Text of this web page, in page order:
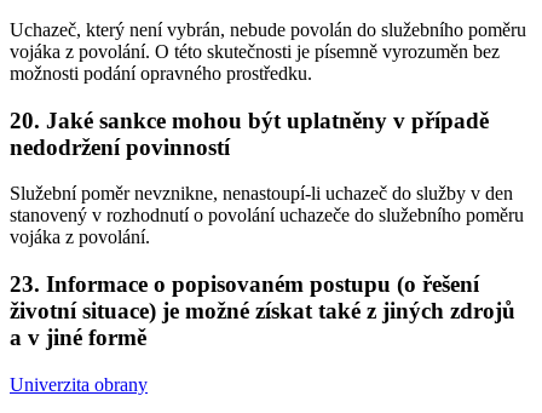
Uchazeč, který není vybrán, nebude povolán do služebního poměru
vojáka z povolání. O této skutečnosti je písemně vyrozuměn bez
možnosti podání opravného prostředku.
20. Jaké sankce mohou být uplatněny v případě
nedodržení povinností
Služební poměr nevznikne, nenastoupí-li uchazeč do služby v den
stanovený v rozhodnutí o povolání uchazeče do služebního poměru
vojáka z povolání.
23. Informace o popisovaném postupu (o řešení
životní situace) je možné získat také z jiných zdrojů
a v jiné formě
Univerzita obrany